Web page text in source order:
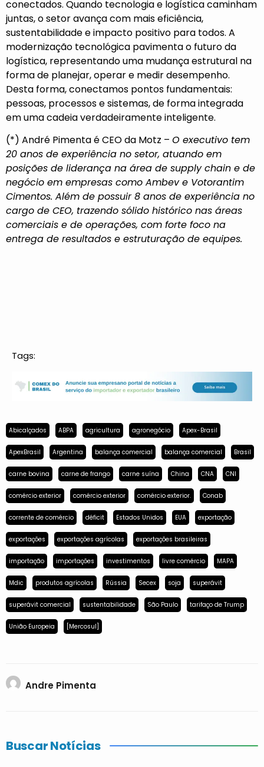
conectados. Quando tecnologia e logística caminham
juntas, o setor avança com mais eficiência,
sustentabilidade e impacto positivo para todos. A
modernização tecnológica pavimenta o futuro da
logística, representando uma mudança estrutural na
forma de planejar, operar e medir desempenho.
Desta forma, conectamos pontos fundamentais:
pessoas, processos e sistemas, de forma integrada
em uma cadeia verdadeiramente inteligente.
(*) André Pimenta é CEO da Motz – O executivo tem
20 anos de experiência no setor, atuando em
posições de liderança na área de supply chain e de
negócio em empresas como Ambev e Votorantim
Cimentos. Além de possuir 8 anos de experiência no
cargo de CEO, trazendo sólido histórico nas áreas
comerciais e de operações, com forte foco na
entrega de resultados e estruturação de equipes.
Tags:
Abicalçados ABPA agricultura agronegócio Apex-Brasil
ApexBrasil Argentina balança comercial balança comercial Brasil
carne bovina carne de frango carne suína China CNA CNI
comércio exterior comércio exterior comércio exterior. Conab
corrente de comércio déficit Estados Unidos EUA exportação
exportações exportações agrícolas exportações brasileiras
importação importações investimentos livre comércio MAPA
Mdic produtos agrícolas Rússia Secex soja superávit
superávit comercial sustentabilidade São Paulo tarifaço de Trump
União Europeia [Mercosul]
Andre Pimenta
Buscar Notícias